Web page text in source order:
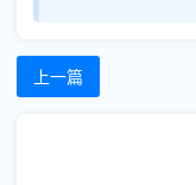
上一篇